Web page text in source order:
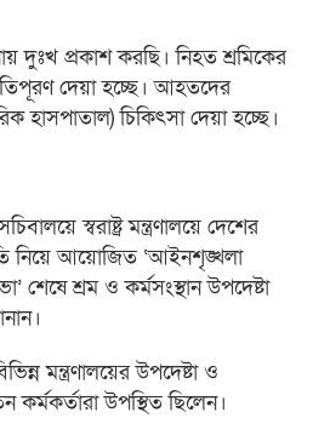
দুঃখ প্রকাশ করছি। নিহত শ্রমিকের
দেয়া হচ্ছে। আহতদের
হাসপাতাল) চিকিৎসা দেয়া হচ্ছে।
স্বরাষ্ট্র মন্ত্রণালয়ে দেশের
নিয়ে আয়োজিত ‘আইনশৃঙ্খলা
শেষে শ্রম ও কর্মসংস্থান উপদেষ্টা
মন্ত্রণালয়ের উপদেষ্টা ও
উপস্থিত ছিলেন।